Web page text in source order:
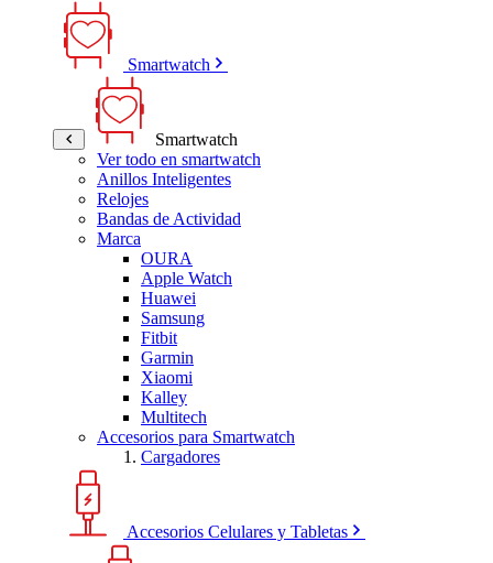
Smartwatch
Smartwatch
Ver todo en smartwatch
Anillos Inteligentes
Relojes
Bandas de Actividad
Marca
OURA
Apple Watch
Huawei
Samsung
Fitbit
Garmin
Xiaomi
Kalley
Multitech
Accesorios para Smartwatch
Cargadores
Accesorios Celulares y Tabletas